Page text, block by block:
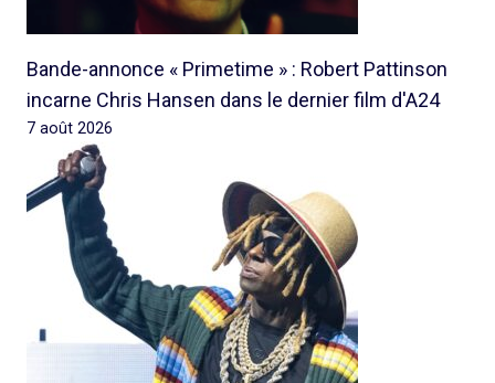
Bande-annonce « Primetime » : Robert Pattinson
incarne Chris Hansen dans le dernier film d'A24
7 août 2026